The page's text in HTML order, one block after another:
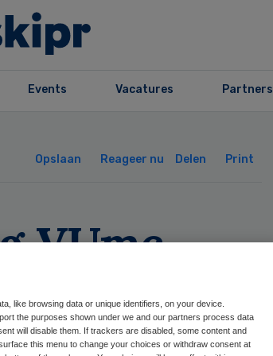
Events Vacatures Partners
Opslaan Reageer nu Delen Print
VUmc
like browsing data or unique identifiers, on your device.
the purposes shown under we and our partners process data
will disable them. If trackers are disabled, some content and
this menu to change your choices or withdraw consent at